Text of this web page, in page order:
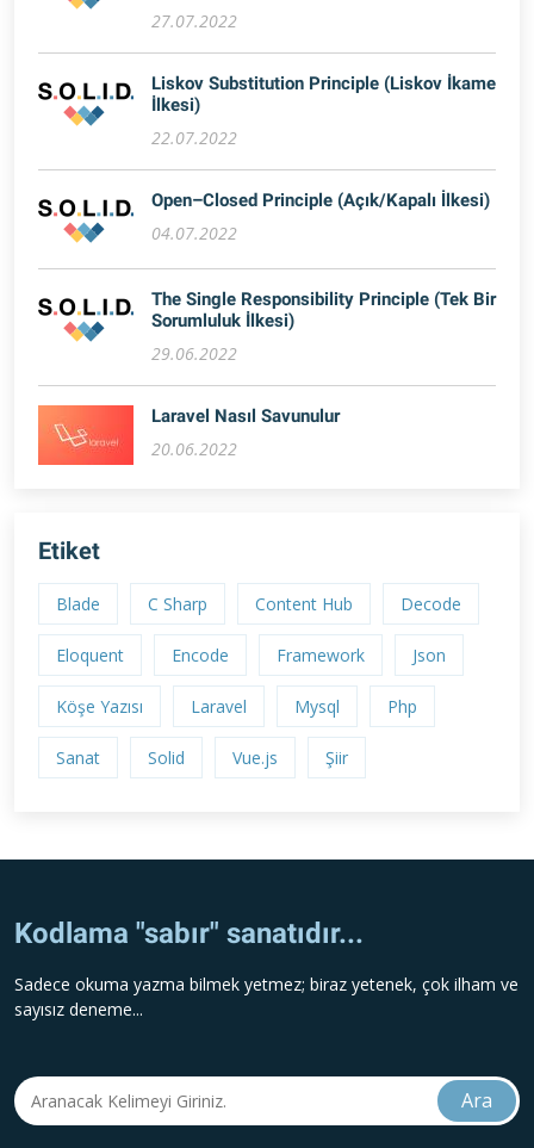
27.07.2022
Liskov Substitution Principle (Liskov İkame
İlkesi)
22.07.2022
Open–Closed Principle (Açık/Kapalı İlkesi)
04.07.2022
The Single Responsibility Principle (Tek Bir
Sorumluluk İlkesi)
29.06.2022
Laravel Nasıl Savunulur
20.06.2022
Etiket
Blade C Sharp Content Hub Decode
Eloquent Encode Framework Json
Köşe Yazısı Laravel Mysql Php
Sanat Solid Vue.js Şiir
Kodlama "sabır" sanatıdır...
Sadece okuma yazma bilmek yetmez; biraz yetenek, çok ilham ve
sayısız deneme...